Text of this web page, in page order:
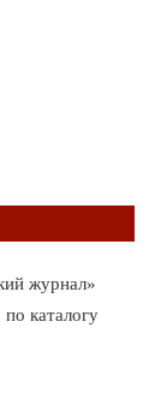
журнал»
каталогу